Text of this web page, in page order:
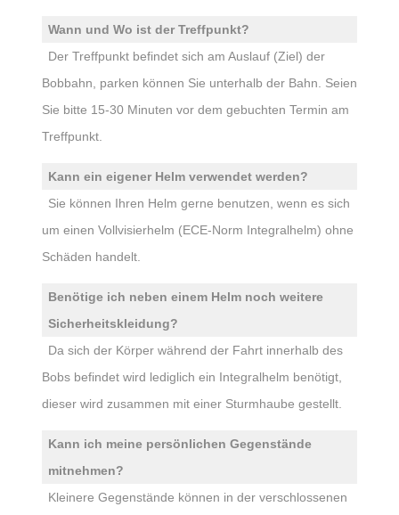
Wann und Wo ist der Treffpunkt?
Der Treffpunkt befindet sich am Auslauf (Ziel) der
Bobbahn, parken können Sie unterhalb der Bahn. Seien
Sie bitte 15-30 Minuten vor dem gebuchten Termin am
Treffpunkt.
Kann ein eigener Helm verwendet werden?
Sie können Ihren Helm gerne benutzen, wenn es sich
um einen Vollvisierhelm (ECE-Norm Integralhelm) ohne
Schäden handelt.
Benötige ich neben einem Helm noch weitere
Sicherheitskleidung?
Da sich der Körper während der Fahrt innerhalb des
Bobs befindet wird lediglich ein Integralhelm benötigt,
dieser wird zusammen mit einer Sturmhaube gestellt.
Kann ich meine persönlichen Gegenstände
mitnehmen?
Kleinere Gegenstände können in der verschlossenen